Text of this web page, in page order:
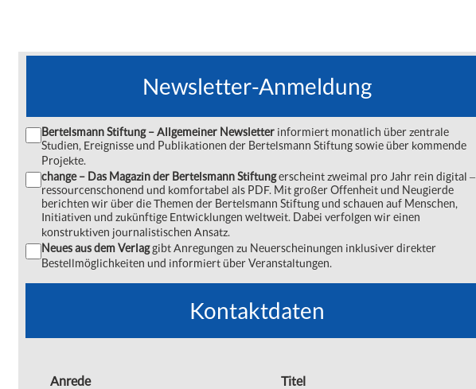
Newsletter-Anmeldung
Bertelsmann Stiftung – Allgemeiner Newsletter informiert monatlich über zentrale
Studien, Ereignisse und Publikationen der Bertelsmann Stiftung sowie über kommende
Projekte.
change – Das Magazin der Bertelsmann Stiftungerscheint zweimal pro Jahr rein digital ‒
ressourcenschonend und komfortabel als PDF. Mit großer Offenheit und Neugierde
berichten wir über die Themen der Bertelsmann Stiftung und schauen auf Menschen,
Initiativen und zukünftige Entwicklungen weltweit. Dabei verfolgen wir einen
konstruktiven journalistischen Ansatz.
Neues aus dem Verlaggibt Anregungen zu Neuerscheinungen inklusiver direkter
Bestellmöglichkeiten und informiert über Veranstaltungen.
Kontaktdaten
Anrede Titel